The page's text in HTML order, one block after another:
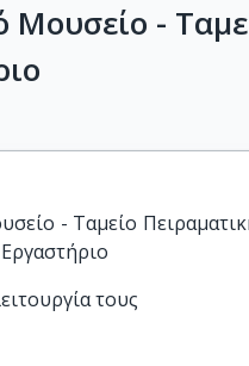
-
- Ταμείο
τους